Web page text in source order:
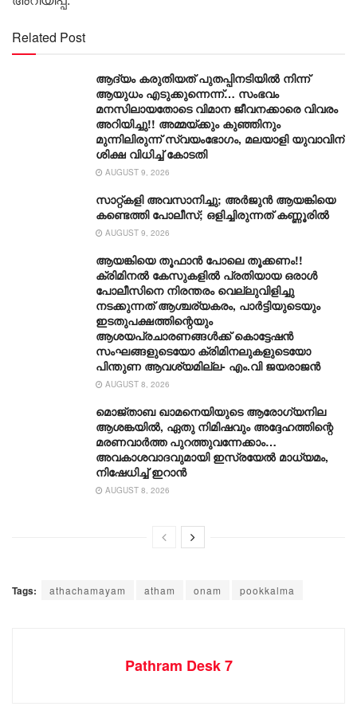
Related Post
ആദ്യം കരുതിയത് പുതപ്പിനടിയിൽ നിന്ന്
ആയുധം എടുക്കുന്നെന്ന്… സംഭവം
മനസിലായതോടെ വിമാന ജീവനക്കാരെ വിവരം
അറിയിച്ചു!! അമ്മയ്ക്കും കുഞ്ഞിനും
മുന്നിലിരുന്ന് സ്വയംഭോ​ഗം, മലയാളി യുവാവിന്
ശിക്ഷ വിധിച്ച് കോടതി
AUGUST 9, 2026
സാറ്റ്കളി അവസാനിച്ചു; അർജുൻ ആയങ്കിയെ
കണ്ടെത്തി പോലീസ്; ഒളിച്ചിരുന്നത് കണ്ണൂരിൽ
AUGUST 9, 2026
ആയങ്കിയെ തൂഫാൻ പോലെ തൂക്കണം!!
ക്രിമിനൽ കേസുകളിൽ പ്രതിയായ ഒരാൾ
പോലീസിനെ നിരന്തരം വെല്ലുവിളിച്ചു
നടക്കുന്നത് ആശ്ചര്യകരം, പാർട്ടിയുടെയും
ഇടതുപക്ഷത്തിന്റെയും
ആശയപ്രചാരണങ്ങൾക്ക് കൊട്ടേഷൻ
സംഘങ്ങളുടെയോ ക്രിമിനലുകളുടെയോ
പിന്തുണ ആവശ്യമില്ല- എം.വി ജയരാജൻ
AUGUST 8, 2026
മൊജ്താബ ഖാമനെയിയുടെ ആരോ​ഗ്യനില
ആശങ്കയിൽ, ഏതു നിമിഷവും അദ്ദേഹത്തിന്റെ
മരണവാർത്ത പുറത്തുവന്നേക്കാം…
അവകാശവാദവുമായി ഇസ്രയേൽ മാധ്യമം,
നിഷേധിച്ച് ഇറാൻ
AUGUST 8, 2026
Tags: athachamayam atham onam pookkalma
Pathram Desk 7